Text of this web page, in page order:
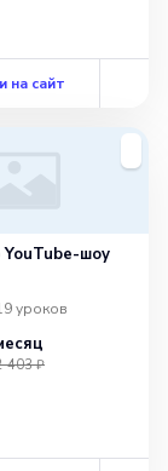
на сайт
шоу
уроков
403 ₽